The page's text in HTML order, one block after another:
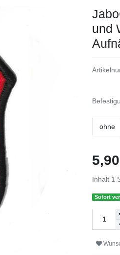
und
ohne
Inhalt 1
Sofort